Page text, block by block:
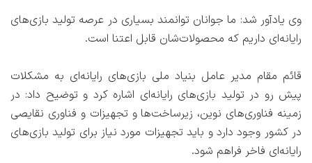
وی یادآور شد: ما جوانان توانمند بسیاری در عرصه تولید بازی‌های
رایانه‌ای داریم كه محصولات‌شان قابل اعتنا است.
قائم مقام مدیر عامل بنیاد ملی بازی‌های رایانه‌ای به مشكلات
پیش رو در تولید بازی‌های رایانه‌ای اشاره كرد و توضیح داد: در
زمینه فناوری‌های نوین، زیرساخت‌ها و تجهیزات و فناوری نقایصی
در كشور وجود دارد و باید تجهیزات مورد نیاز برای تولید بازی‌های
رایانه‌ای فاخر فراهم شود.